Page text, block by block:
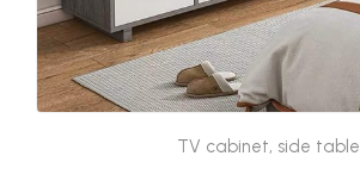
TV cabinet, side table